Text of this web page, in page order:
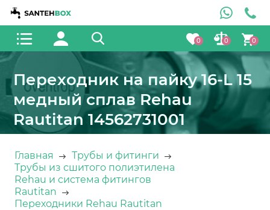
0 0 0
Переходник на пайку 16-L 15
медный сплав Rehau
Rautitan 14562731001
Главная
Трубы и фитинги
Трубы из сшитого полиэтилена
Rehau и система фитингов
Rautitan
Переходники Rehau Rautitan